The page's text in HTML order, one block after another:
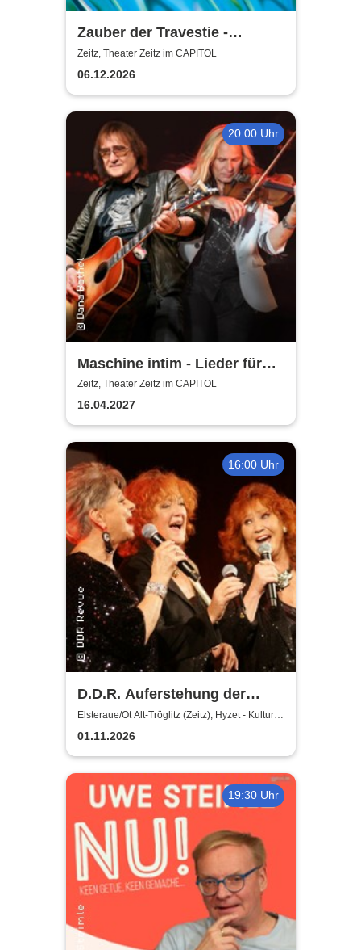
Zauber der Travestie -
Fräulein Luise und ihr
Ensemble - das Original
Zeitz, Theater Zeitz im CAPITOL
06.12.2026
20:00 Uhr
Maschine intim - Lieder für
Generationen mit Uwe
Hassbecker
Zeitz, Theater Zeitz im CAPITOL
16.04.2027
16:00 Uhr
D.D.R. Auferstehung der
Ruinen - mit Dagmar Gelbke,
Dagmar Frederic & Regina
Thoss
Elsteraue/Ot Alt-Tröglitz (Zeitz), Hyzet - Kultur-
und Kongresszentrum
01.11.2026
19:30 Uhr